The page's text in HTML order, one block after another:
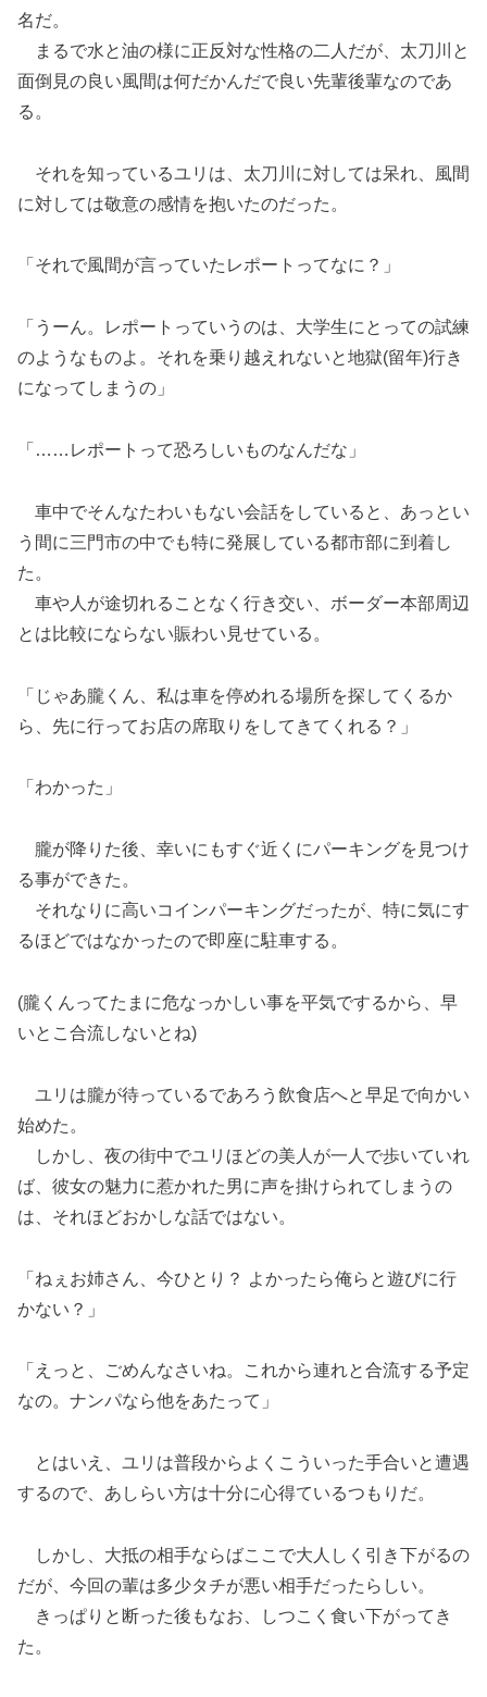
名だ。
まるで水と油の様に正反対な性格の二人だが、太刀川と
面倒見の良い風間は何だかんだで良い先輩後輩なのであ
る。
それを知っているユリは、太刀川に対しては呆れ、風間
に対しては敬意の感情を抱いたのだった。
「それで風間が言っていたレポートってなに？」
「うーん。レポートっていうのは、大学生にとっての試練
のようなものよ。それを乗り越えれないと地獄(留年)行き
になってしまうの」
「……レポートって恐ろしいものなんだな」
車中でそんなたわいもない会話をしていると、あっとい
う間に三門市の中でも特に発展している都市部に到着し
た。
車や人が途切れることなく行き交い、ボーダー本部周辺
とは比較にならない賑わい見せている。
「じゃあ朧くん、私は車を停めれる場所を探してくるか
ら、先に行ってお店の席取りをしてきてくれる？」
「わかった」
朧が降りた後、幸いにもすぐ近くにパーキングを見つけ
る事ができた。
それなりに高いコインパーキングだったが、特に気にす
るほどではなかったので即座に駐車する。
(朧くんってたまに危なっかしい事を平気でするから、早
いとこ合流しないとね)
ユリは朧が待っているであろう飲食店へと早足で向かい
始めた。
しかし、夜の街中でユリほどの美人が一人で歩いていれ
ば、彼女の魅力に惹かれた男に声を掛けられてしまうの
は、それほどおかしな話ではない。
「ねぇお姉さん、今ひとり？ よかったら俺らと遊びに行
かない？」
「えっと、ごめんなさいね。これから連れと合流する予定
なの。ナンパなら他をあたって」
とはいえ、ユリは普段からよくこういった手合いと遭遇
するので、あしらい方は十分に心得ているつもりだ。
しかし、大抵の相手ならばここで大人しく引き下がるの
だが、今回の輩は多少タチが悪い相手だったらしい。
きっぱりと断った後もなお、しつこく食い下がってき
た。